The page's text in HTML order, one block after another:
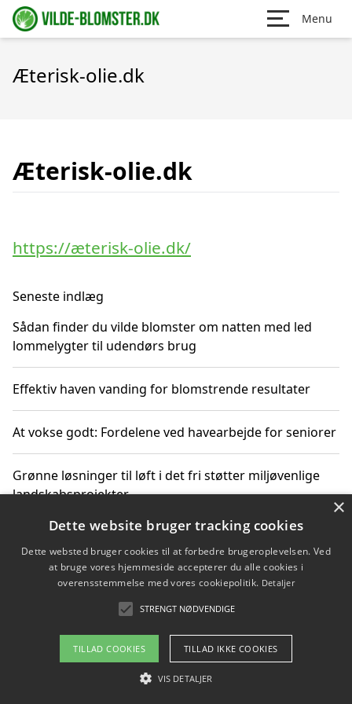
Menu
Æterisk-olie.dk
Æterisk-olie.dk
https://æterisk-olie.dk/
Seneste indlæg
Sådan finder du vilde blomster om natten med led
lommelygter til udendørs brug
Effektiv haven vanding for blomstrende resultater
At vokse godt: Fordelene ved havearbejde for seniorer
Grønne løsninger til løft i det fri støtter miljøvenlige
landskabsprojekter
Gør haven til et frirum for familien og naturen
Copyright 2026 - Pilanto Aps
Om / kontakt
Blog Betingelser
×
Dette website bruger tracking cookies
Dette websted bruger cookies til at forbedre brugeroplevelsen. Ved
at bruge vores hjemmeside accepterer du alle cookies i
overensstemmelse med vores cookiepolitik. Detaljer
STRENGT NØDVENDIGE
TILLAD COOKIES TILLAD IKKE COOKIES
VIS DETALJER